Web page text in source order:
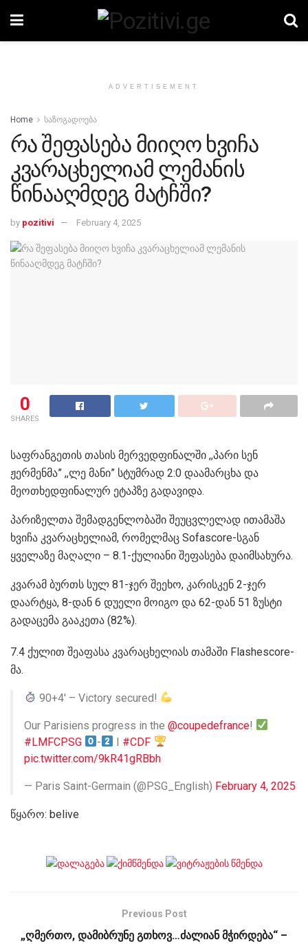
ADVERTISEMENT
Home საზოგადოება
რა შეფასება მიიღო ხვიჩა
კვარაცხელიამ ლემანის
წინააღმდეგ მატჩში?
by pozitivi February 4, 2025
0
SHARES
საფრანგეთის თასის მერვედფინალში ,,პარი სენ
ჟერმენმა” ,,ლე მანი” სტუმრად 2:0 დაამარცხა და
მეოთხედფინალურ ეტაპზე გადავიდა.
პარიზელთა შემადგენლობაში შეუცვლელად ითამაშა
ხვიჩა კვარაცხელიამ, რომელმაც Sofascore-სგან
ყველაზე მაღალი – 8.1-ქულიანი შეფასება დაიმსახურა.
კვარამ ბურთს სულ 81-ჯერ შეეხო, კარისკენ 2-ჯერ
დაარტყა, 8-დან 6 დუელი მოიგო და 62-დან 51 ზუსტი
გადაცემა გააკეთა (82%).
7.4 ქულით შეაფასა კვარაცხელიას თამაში Flashescore-
მა.
90+4′ – Victory secured!
Our Parisiens progress in the @coupedefrance!
#LMFCPSG
- I #CDF
pic.twitter.com/9kR41gRBbh
— Paris Saint-Germain (@PSG_English) February 4, 2025
წყარო: belive
Previous Post
„ღმერთო, დამიბრუნე გთხოვ…ძალიან მჭირდება“ –